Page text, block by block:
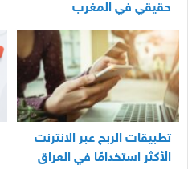
حقيقي في المغرب
تطبيقات الربح عبر الانترنت
الأكثر استخدامًا في العراق